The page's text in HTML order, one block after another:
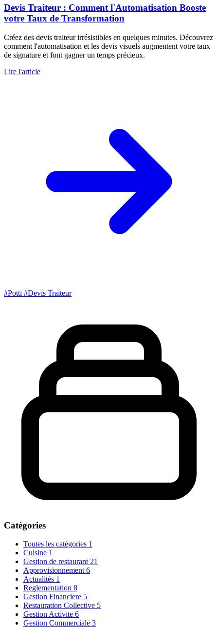
Devis Traiteur : Comment l'Automatisation Booste
votre Taux de Transformation
Créez des devis traiteur irrésistibles en quelques minutes. Découvrez
comment l'automatisation et les devis visuels augmentent votre taux
de signature et font gagner un temps précieux.
Lire l'article
#Potti #Devis Traiteur
Catégories
Toutes les catégories 1
Cuisine 1
Gestion de restaurant 21
Approvisionnement 6
Actualités 1
Reglementation 8
Gestion Financiere 5
Restauration Collective 5
Gestion Activite 6
Gestion Commerciale 3